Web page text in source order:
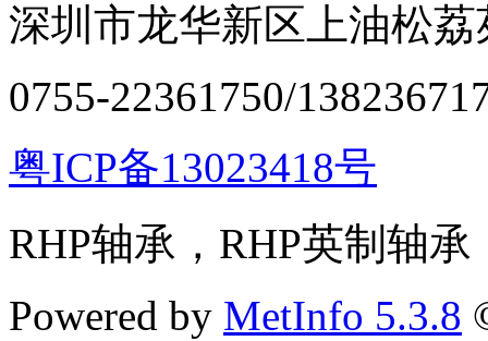
深圳市龙华新区上油松
0755-22361750/
粤ICP备13023418号
RHP轴承，RHP英制轴
Powered by MetInfo 5.3.8